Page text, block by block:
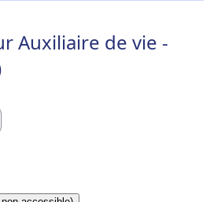
Auxiliaire de vie -